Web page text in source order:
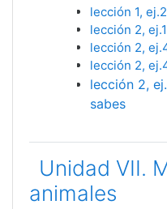
lección 1, ej.2
lección 2,
lección 2,
lección 2,
lección 2,
sabes
Unidad VII.
animales